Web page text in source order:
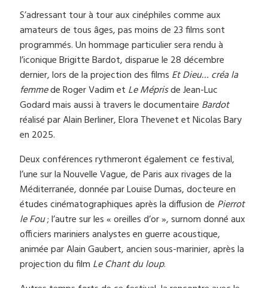
S’adressant tour à tour aux cinéphiles comme aux
amateurs de tous âges, pas moins de 23 films sont
programmés. Un hommage particulier sera rendu à
l’iconique Brigitte Bardot, disparue le 28 décembre
dernier, lors de la projection des films Et Dieu… créa la
femmede Roger Vadim et Le Méprisde Jean-Luc
Godard mais aussi à travers le documentaire Bardot
réalisé par Alain Berliner, Elora Thevenet et Nicolas Bary
en 2025.
Deux conférences rythmeront également ce festival,
l’une sur la Nouvelle Vague, de Paris aux rivages de la
Méditerranée, donnée par Louise Dumas, docteure en
études cinématographiques après la diffusion de Pierrot
le Fou; l’autre sur les « oreilles d’or », surnom donné aux
officiers mariniers analystes en guerre acoustique,
animée par Alain Gaubert, ancien sous-marinier, après la
projection du film Le Chant du loup.